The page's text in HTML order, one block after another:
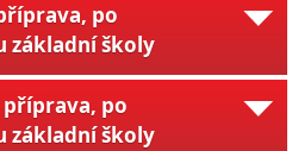
po
základní školy
po
základní školy